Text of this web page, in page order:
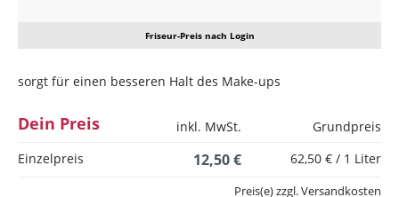
Friseur-Preis nach Login
sorgt für einen besseren Halt des Make-ups
Dein Preis inkl. MwSt.
Grundpreis
Einzelpreis
12,50 € 62,50 € / 1 Liter
Preis(e) zzgl. Versandkosten